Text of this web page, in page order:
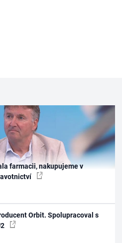
farmacii, nakupujeme v
Orbit. Spolupracoval s